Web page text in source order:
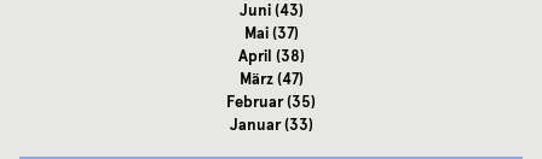
Juni(43)
Mai(37)
April (38)
März(47)
Februar(35)
Januar(33)